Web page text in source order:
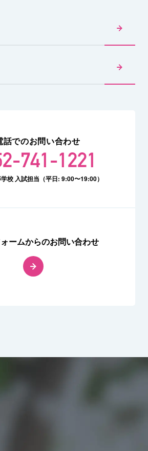
話でのお問い合わせ
741-1221
校 入試担当（平日: 9:00〜19:00）
ームからのお問い合わせ